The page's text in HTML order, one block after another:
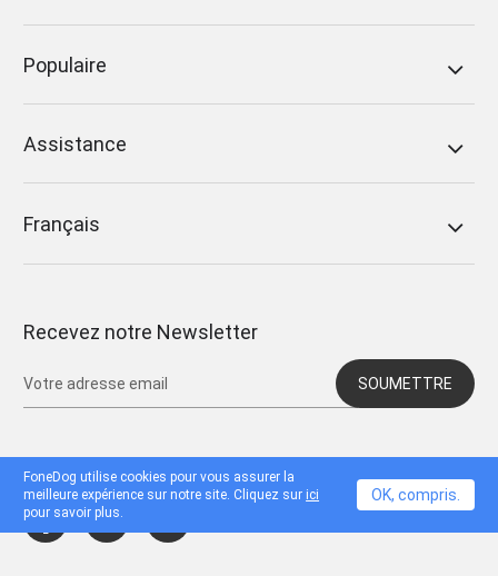
Populaire
Assistance
Français
Recevez notre Newsletter
SOUMETTRE
FoneDog utilise cookies pour vous assurer la
meilleure expérience sur notre site. Cliquez sur ici
pour savoir plus.
OK, compris.